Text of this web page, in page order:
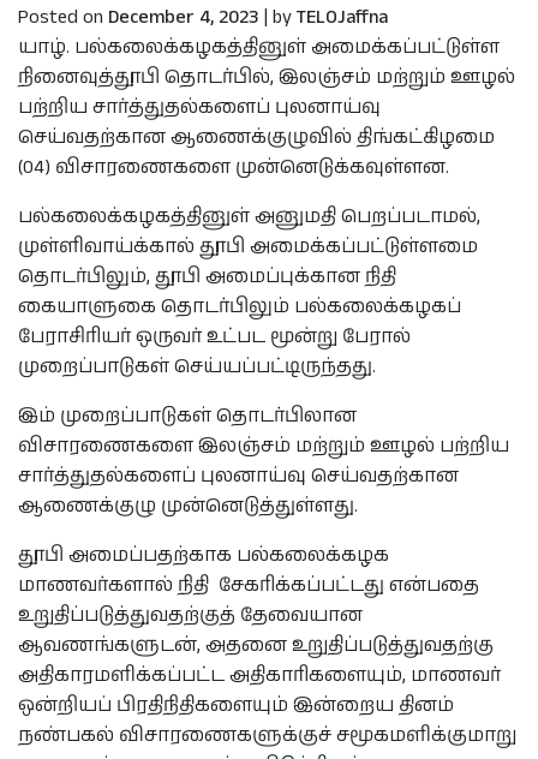
Posted on December 4, 2023 | byTELOJaffna
யாழ். பல்கலைக்கழகத்தினுள் அமைக்கப்பட்டுள்ள
நினைவுத்தூபி தொடர்பில், இலஞ்சம் மற்றும் ஊழல்
பற்றிய சார்த்துதல்களைப் புலனாய்வு
செய்வதற்கான ஆணைக்குழுவில் திங்கட்கிழமை
(04) விசாரணைகளை முன்னெடுக்கவுள்ளன.
பல்கலைக்கழகத்தினுள் அனுமதி பெறப்படாமல்,
முள்ளிவாய்க்கால் தூபி அமைக்கப்பட்டுள்ளமை
தொடர்பிலும், தூபி அமைப்புக்கான நிதி
கையாளுகை தொடர்பிலும் பல்கலைக்கழகப்
பேராசிரியர் ஒருவர் உட்பட மூன்று பேரால்
முறைப்பாடுகள் செய்யப்பட்டிருந்தது.
இம் முறைப்பாடுகள் தொடர்பிலான
விசாரணைகளை இலஞ்சம் மற்றும் ஊழல் பற்றிய
சார்த்துதல்களைப் புலனாய்வு செய்வதற்கான
ஆணைக்குழு முன்னெடுத்துள்ளது.
தூபி அமைப்பதற்காக பல்கலைக்கழக
மாணவர்களால் நிதி சேகரிக்கப்பட்டது என்பதை
உறுதிப்படுத்துவதற்குத் தேவையான
ஆவணங்களுடன், அதனை உறுதிப்படுத்துவதற்கு
அதிகாரமளிக்கப்பட்ட அதிகாரிகளையும், மாணவர்
ஒன்றியப் பிரதிநிதிகளையும் இன்றைய தினம்
நண்பகல் விசாரணைகளுக்குச் சமூகமளிக்குமாறு